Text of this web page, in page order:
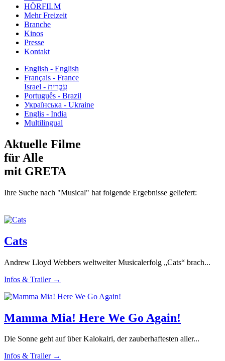
HÖRFILM
Mehr Freizeit
Branche
Kinos
Presse
Kontakt
English - English
Français - France
עִבְרִית - Israel
Português - Brazil
Українська - Ukraine
Englis - India
Multilingual
Aktuelle Filme
für Alle
mit GRETA
Ihre Suche nach "Musical" hat folgende Ergebnisse geliefert:
Cats
Andrew Lloyd Webbers weltweiter Musicalerfolg „Cats“ brach...
Infos & Trailer →
Mamma Mia! Here We Go Again!
Die Sonne geht auf über Kalokairi, der zauberhaftesten aller...
Infos & Trailer →